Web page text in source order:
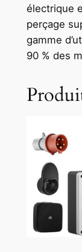
électrique
perçage
gamme
90 % des